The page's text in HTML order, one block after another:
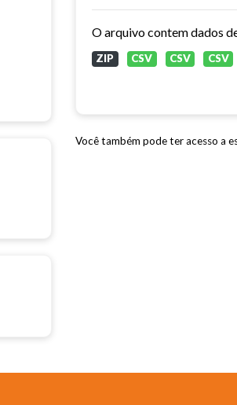
ZIP CSV CSV CSV
Você também pode ter acesso a